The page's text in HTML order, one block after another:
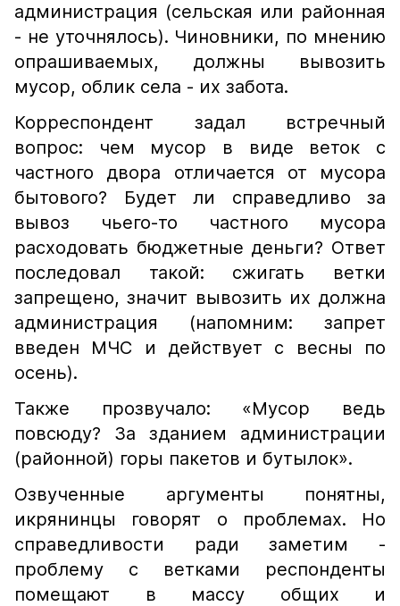
администрация (сельская или районная
- не уточнялось). Чиновники, по мнению
опрашиваемых, должны вывозить
мусор, облик села - их забота.
Корреспондент задал встречный
вопрос: чем мусор в виде веток с
частного двора отличается от мусора
бытового? Будет ли справедливо за
вывоз чьего-то частного мусора
расходовать бюджетные деньги? Ответ
последовал такой: сжигать ветки
запрещено, значит вывозить их должна
администрация (напомним: запрет
введен МЧС и действует с весны по
осень).
Также прозвучало: «Мусор ведь
повсюду? За зданием администрации
(районной) горы пакетов и бутылок».
Озвученные аргументы понятны,
икрянинцы говорят о проблемах. Но
справедливости ради заметим -
проблему с ветками респонденты
помещают в массу общих и